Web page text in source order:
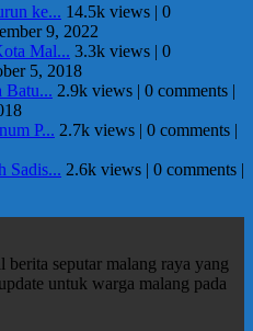
ke... 14.5k views | 0
9, 2022
Mal... 3.3k views | 0
5, 2018
Batu... 2.9k views | 0 comments |
P... 2.7k views | 0 comments |
Sadis... 2.6k views | 0 comments |
seputar malang raya yang
untuk warga malang pada